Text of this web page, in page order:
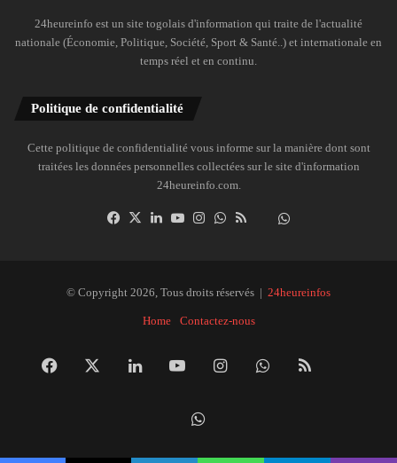
24heureinfo est un site togolais d'information qui traite de l'actualité
nationale (Économie, Politique, Société, Sport & Santé..) et internationale en
temps réel et en continu.
Politique de confidentialité
Cette politique de confidentialité vous informe sur la manière dont sont
traitées les données personnelles collectées sur le site d'information
24heureinfo.com.
Facebook
X LinkedinYouTubeInstagramWhatsAppDailymotion
© Copyright 2026, Tous droits réservés | 24heureinfos
Home Contactez-nous
Facebook LinkedinYouTubeInstagramWhatsApp
RSS